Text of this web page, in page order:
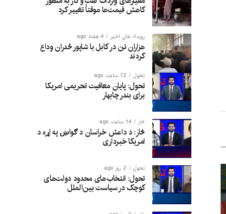
کاهش قیمت‌ها موقتاً تغییر کرد
رویداد های اخیر 4 هفته ago
هزاران تن در کابل با شاپور ځدران وداع
کردند
تحول 12 ساعت ago
تحول: پایان معافیت تحریمی امریکا
برای بندر چابهار
څار 14 ساعت ago
څار: د داعش خراسان د ګواښ په اړه د
امریکا خبرداری
تحول 2 روز ago
تحول: انتخاب‌های محدود دولت‌های
کوچک در سیاست بین‌الملل